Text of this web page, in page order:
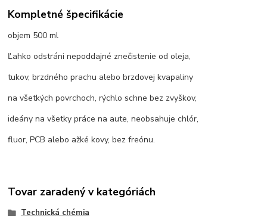
Kompletné špecifikácie
objem 500 ml
Ľahko odstráni nepoddajné znečistenie od oleja,
tukov, brzdného prachu alebo brzdovej kvapaliny
na všetkých povrchoch, rýchlo schne bez zvyškov,
ideány na všetky práce na aute, neobsahuje chlór,
fluor, PCB alebo ažké kovy, bez freónu.
Tovar zaradený v kategóriách
Technická chémia